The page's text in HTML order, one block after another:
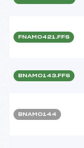
FNAM0421.FFS
BNAM0143.FFS
BNAM0144